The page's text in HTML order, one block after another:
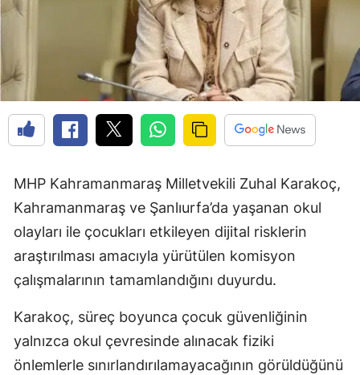
MHP Kahramanmaraş Milletvekili Zuhal Karakoç,
Kahramanmaraş ve Şanlıurfa’da yaşanan okul
olayları ile çocukları etkileyen dijital risklerin
araştırılması amacıyla yürütülen komisyon
çalışmalarının tamamlandığını duyurdu.
Karakoç, süreç boyunca çocuk güvenliğinin
yalnızca okul çevresinde alınacak fiziki
önlemlerle sınırlandırılamayacağının görüldüğünü